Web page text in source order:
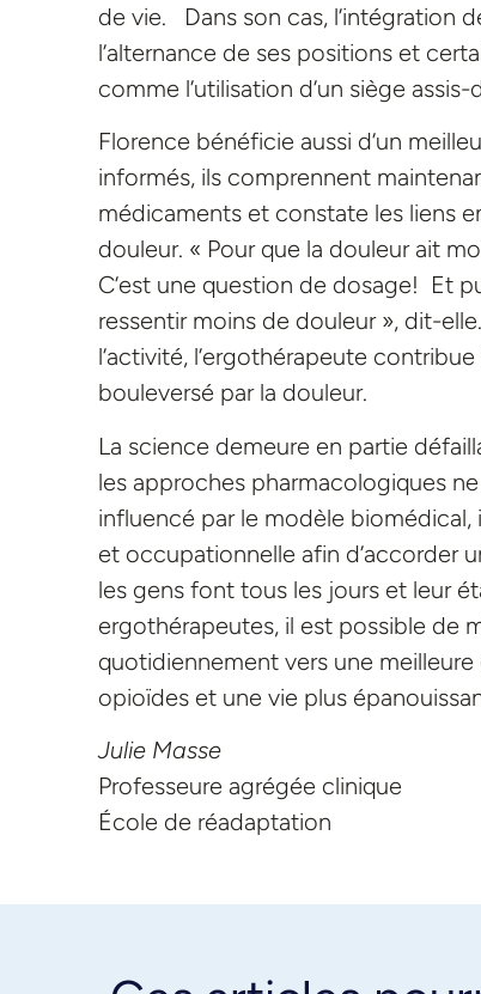
de vie. Dans son cas, l’intégration
l’alternance de ses positions et
comme l’utilisation d’un siège
Florence bénéficie aussi d’un
informés, ils comprennent
médicaments et constate les liens
douleur. « Pour que la douleur ait
C’est une question de dosage! Et
ressentir moins de douleur », dit-
l’activité, l’ergothérapeute
bouleversé par la douleur.
La science demeure en partie
les approches pharmacologiques
influencé par le modèle biomédical,
et occupationnelle afin d’accorder
les gens font tous les jours et leur
ergothérapeutes, il est possible de
quotidiennement vers une
opioïdes et une vie plus
Julie Masse
Professeure agrégée clinique
École de réadaptation